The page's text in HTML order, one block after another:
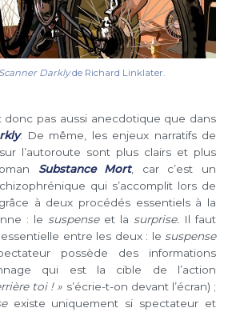
Darklyde Richard Linklater.
donc pas aussi anecdotique que dans
. De même, les enjeux narratifs de
l’autoroute sont plus clairs et plus
Substance Mort, car c’est un
qui s’accomplit lors de
à deux procédés essentiels à la
: le suspense et la surprise. Il faut
entre les deux : le suspense
possède des informations
qui est la cible de l’action
toi ! » s’écrie-t-on devant l’écran) ;
existe uniquement si spectateur et